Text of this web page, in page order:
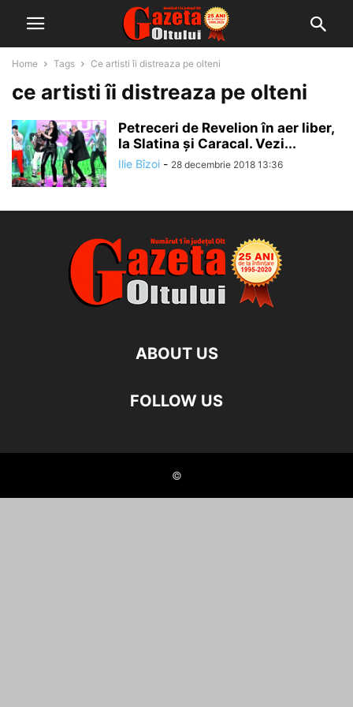
Home Tags Ce artisti îi distreaza pe olteni
ce artisti îi distreaza pe olteni
Petreceri de Revelion în aer liber,
la Slatina și Caracal. Vezi...
Ilie Bîzoi - 28 decembrie 2018 13:36
ABOUT US
FOLLOW US
©